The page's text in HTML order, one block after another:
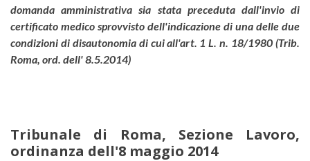
domanda amministrativa sia stata preceduta dall'invio di
certificato medico sprovvisto dell'indicazione di una delle due
condizioni di disautonomia di cui all'art. 1 L. n. 18/1980 (Trib.
Roma, ord. dell' 8.5.2014)
Tribunale di Roma, Sezione Lavoro,
ordinanza dell'8 maggio 2014